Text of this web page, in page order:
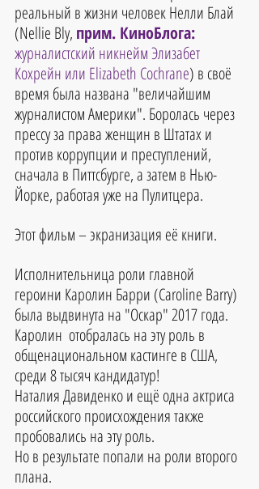
реальный в жизни человек Нелли Блай
(Nellie Bly, прим. КиноБлога:
журналистский никнейм Элизабет
Кохрейн или Elizabeth Cochrane) в своё
время была названа "величайшим
журналистом Америки". Боролась через
прессу за права женщин в Штатах и
против коррупции и преступлений,
сначала в Питтсбурге, а затем в Нью-
Йорке, работая уже на Пулитцера.
Этот фильм – экранизация её книги.
Исполнительница роли главной
героини Каролин Барри (Caroline Barry)
была выдвинута на "Оскар" 2017 года.
Каролин  отобралась на эту роль в
общенациональном кастинге в США,
среди 8 тысяч кандидатур!
Наталия Давиденко и ещё одна актриса
российского происхождения также
пробовались на эту роль.
Но в результате попали на роли второго
плана.